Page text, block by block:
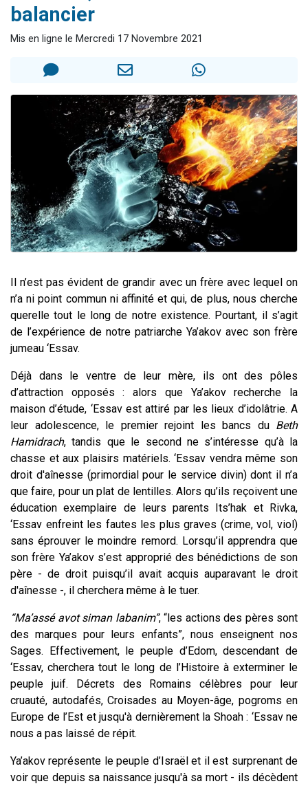
12 nouvelles musiques dans Torah-Box Music
2 personnes viennent de nous rejoindre sur WhatsApp
balancier
Mis en ligne le Mercredi 17 Novembre 2021
Il n’est pas évident de grandir avec un frère avec lequel on
n’a ni point commun ni affinité et qui, de plus, nous cherche
querelle tout le long de notre existence. Pourtant, il s’agit
de l’expérience de notre patriarche Ya’akov avec son frère
jumeau ‘Essav.
Déjà dans le ventre de leur mère, ils ont des pôles
d’attraction opposés : alors que Ya’akov recherche la
maison d’étude, ‘Essav est attiré par les lieux d’idolâtrie. A
leur adolescence, le premier rejoint les bancs duBeth
Hamidrach, tandis que le second ne s’intéresse qu’à la
chasse et aux plaisirs matériels. ‘Essav vendra même son
droit d'aînesse (primordial pour le service divin) dont il n’a
que faire, pour un plat de lentilles. Alors qu’ils reçoivent une
éducation exemplaire de leurs parents Its’hak et Rivka,
‘Essav enfreint les fautes les plus graves (crime, vol, viol)
sans éprouver le moindre remord. Lorsqu’il apprendra que
son frère Ya’akov s’est approprié des bénédictions de son
père - de droit puisqu’il avait acquis auparavant le droit
d'aînesse -, il cherchera même à le tuer.
“Ma’assé avot siman labanim”, “les actions des pères sont
des marques pour leurs enfants”, nous enseignent nos
Sages. Effectivement, le peuple d’Edom, descendant de
‘Essav, cherchera tout le long de l’Histoire à exterminer le
peuple juif. Décrets des Romains célèbres pour leur
cruauté, autodafés, Croisades au Moyen-âge, pogroms en
Europe de l’Est et jusqu'à dernièrement la Shoah : ‘Essav ne
nous a pas laissé de répit.
Ya’akov représente le peuple d’Israël et il est surprenant de
voir que depuis sa naissance jusqu'à sa mort - ils décèdent